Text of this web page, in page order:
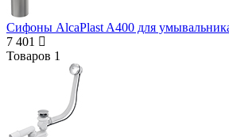
Сифоны AlcaPlast A400 для
7 401
Товаров 1